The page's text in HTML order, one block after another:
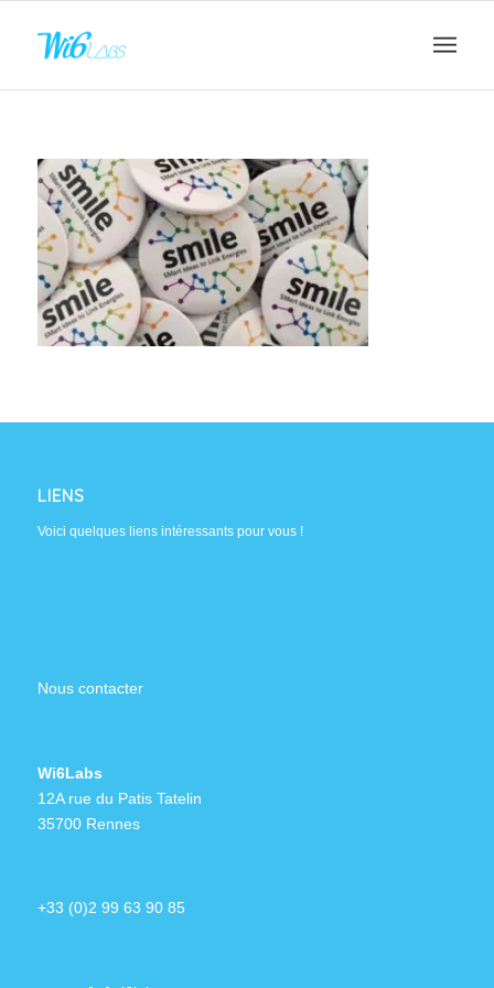
LIENS
Voici quelques liens intéressants pour vous !
Nous contacter
Wi6Labs
12A rue du Patis Tatelin
35700 Rennes
+33 (0)2 99 63 90 85